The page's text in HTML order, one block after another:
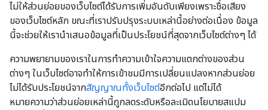
ไม่ให้ส่วนย่อยของเว็บไซต์ได้รับการเพิ่มอันดับเพียงเพราะชื่อเสียง
ของเว็บไซต์หลัก ขณะที่เราปรับปรุงระบบเหล่านี้อย่างต่อเนื่อง ข้อมูล
นี้จะช่วยให้เรานำเสนอข้อมูลที่เป็นประโยชน์ที่สุดจากเว็บไซต์ต่างๆ ได้
ความพยายามของเราในการทำความเข้าใจความแตกต่างของส่วน
ต่างๆ ในเว็บไซต์อาจทําให้การเข้าชมมีการเปลี่ยนแปลงหากส่วนย่อย
ไม่ได้รับประโยชน์จากสัญญาณทั้งเว็บไซต์อีกต่อไป แต่ไม่ได้
หมายความว่าส่วนย่อยเหล่านี้ถูกลดระดับหรือละเมิดนโยบายสแปม